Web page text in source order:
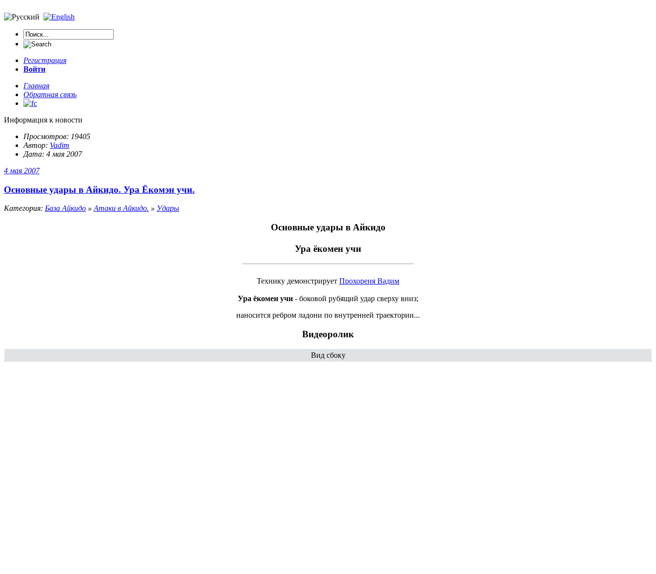
Регистрация
Войти
Главная
Обратная связь
Информация к новости
Просмотров: 19405
Автор: Vadim
Дата: 4 мая 2007
4 мая 2007
Основные удары в Айкидо. Ура Ёкомэн учи.
Категория: База Айкидо »Атаки в Айкидо. » Удары
Основные удары в Айкидо
Ура ёкомен учи
Технику демонстрирует Прохореня Вадим
Ура ёкомен учи - боковой рубящий удар сверху вниз;
наносится ребром ладони по внутренней траектории...
Видеоролик
Вид сбоку